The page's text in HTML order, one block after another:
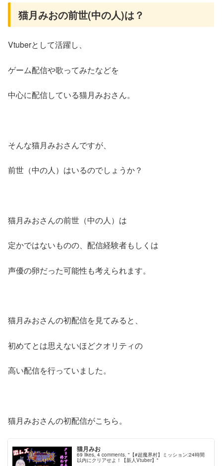
猫月みおの前世(中の人)は？
Vtuberとして活躍し、
ゲーム配信や歌ってみたなどを
中心に配信している猫月みおさん。
そんな猫月みおさんですが、
前世（中の人）はいるのでしょうか？
猫月みおさんの前世（中の人）は
定かではないものの、配信経験者もしくは
声優の卵だった可能性も考えられます。
猫月みおさんの初配信を見てみると、
初めてとは思えないほどクオリティの
高い配信を行っていました。
猫月みおさんの初配信がこちら。
猫月みお
69 likes, 4 comments. "【#超魔界村】ミッション:24時間
以内にクリアせよ！【新人Vtuber】"